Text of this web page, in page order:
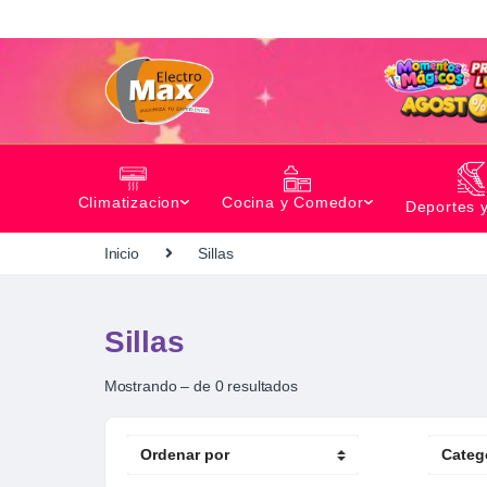
Climatizacion Cocina y Comedor Deportes
Inicio Sillas
Sillas
Mostrando – de 0 resultados